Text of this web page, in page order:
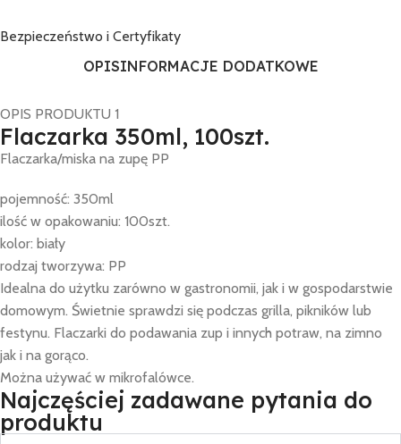
Bezpieczeństwo i Certyfikaty
OPISINFORMACJE DODATKOWE
OPIS PRODUKTU 1
Flaczarka 350ml, 100szt.
Flaczarka/miska na zupę PP
pojemność: 350ml
ilość w opakowaniu: 100szt.
kolor: biały
rodzaj tworzywa: PP
Idealna do użytku zarówno w gastronomii, jak i w gospodarstwie
domowym. Świetnie sprawdzi się podczas grilla, pikników lub
festynu. Flaczarki do podawania zup i innych potraw, na zimno
jak i na gorąco.
Można używać w mikrofalówce.
Najczęściej zadawane pytania do
produktu